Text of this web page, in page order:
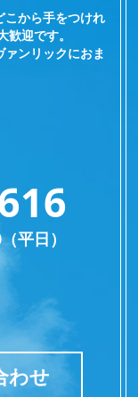
こから手をつけれ
迎です。
ンリックにおま
平日）
わせ